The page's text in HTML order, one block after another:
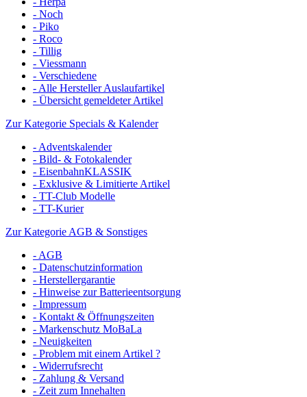
- Noch
- Piko
- Roco
- Tillig
- Viessmann
- Verschiedene
- Alle Hersteller Auslaufartikel
- Übersicht gemeldeter Artikel
Zur Kategorie Specials & Kalender
- Adventskalender
- Bild- & Fotokalender
- EisenbahnKLASSIK
- Exklusive & Limitierte Artikel
- TT-Club Modelle
- TT-Kurier
Zur Kategorie AGB & Sonstiges
- AGB
- Datenschutzinformation
- Herstellergarantie
- Hinweise zur Batterieentsorgung
- Impressum
- Kontakt & Öffnungszeiten
- Markenschutz MoBaLa
- Neuigkeiten
- Problem mit einem Artikel ?
- Widerrufsrecht
- Zahlung & Versand
- Zeit zum Innehalten